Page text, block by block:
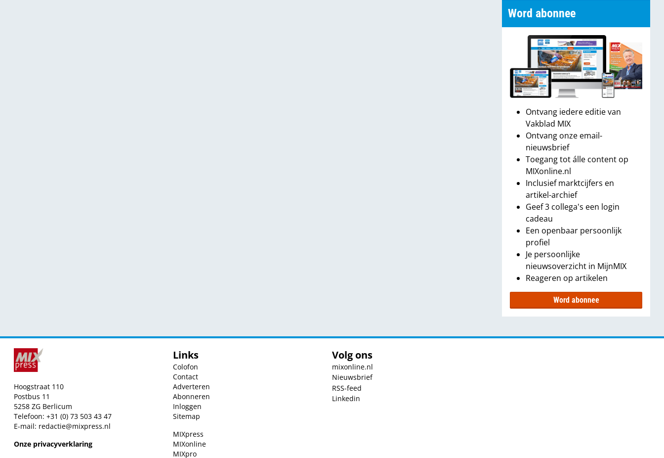
Word abonnee
Ontvang iedere editie van
Vakblad MIX
Ontvang onze email-
nieuwsbrief
Toegang tot álle content op
MIXonline.nl
Inclusief marktcijfers en
artikel-archief
Geef 3 collega's een login
cadeau
Een openbaar persoonlijk
profiel
Je persoonlijke
nieuwsoverzicht in MijnMIX
Reageren op artikelen
Word abonnee
Hoogstraat 110
Postbus 11
5258 ZG Berlicum
Telefoon: +31 (0) 73 503 43 47
E-mail: redactie@mixpress.nl
Onze privacyverklaring
Links
Colofon
Contact
Adverteren
Abonneren
Inloggen
Sitemap
MIXpress
MIXonline
MIXpro
Volg ons
mixonline.nl
Nieuwsbrief
RSS-feed
Linkedin